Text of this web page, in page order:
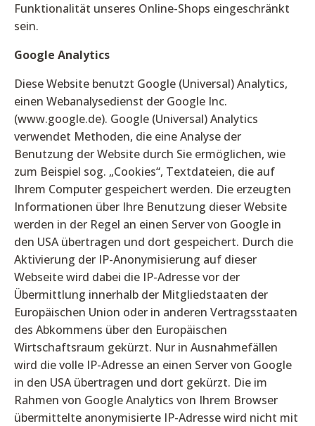
Funktionalität unseres Online-Shops eingeschränkt
sein.
Google Analytics
Diese Website benutzt Google (Universal) Analytics,
einen Webanalysedienst der Google Inc.
(www.google.de). Google (Universal) Analytics
verwendet Methoden, die eine Analyse der
Benutzung der Website durch Sie ermöglichen, wie
zum Beispiel sog. „Cookies“, Textdateien, die auf
Ihrem Computer gespeichert werden. Die erzeugten
Informationen über Ihre Benutzung dieser Website
werden in der Regel an einen Server von Google in
den USA übertragen und dort gespeichert. Durch die
Aktivierung der IP-Anonymisierung auf dieser
Webseite wird dabei die IP-Adresse vor der
Übermittlung innerhalb der Mitgliedstaaten der
Europäischen Union oder in anderen Vertragsstaaten
des Abkommens über den Europäischen
Wirtschaftsraum gekürzt. Nur in Ausnahmefällen
wird die volle IP-Adresse an einen Server von Google
in den USA übertragen und dort gekürzt. Die im
Rahmen von Google Analytics von Ihrem Browser
übermittelte anonymisierte IP-Adresse wird nicht mit